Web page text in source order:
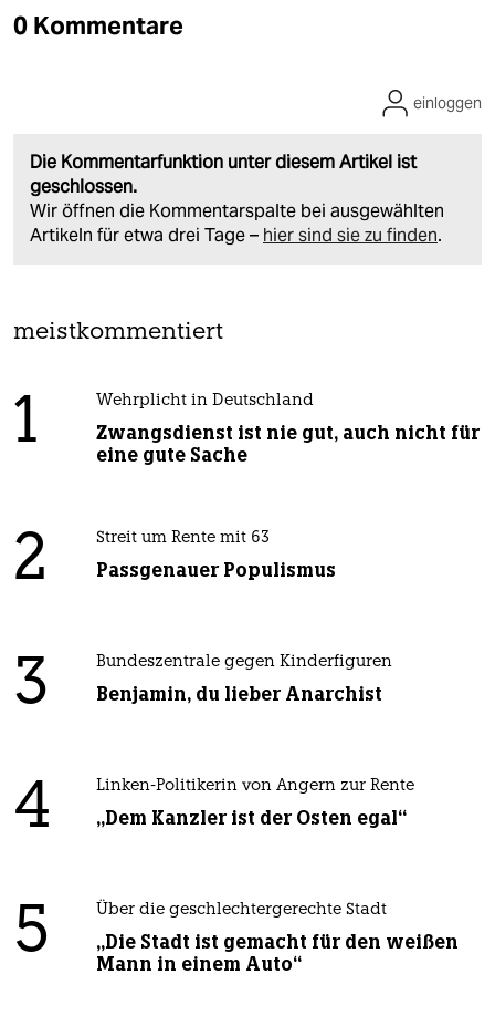
0 Kommentare
Die Kommentarfunktion unter diesem Artikel ist
geschlossen.
Wir öffnen die Kommentarspalte bei ausgewählten
Artikeln für etwa drei Tage – hier sind sie zu finden.
einloggen
meistkommentiert
1 Wehrplicht in Deutschland
Zwangsdienst ist nie gut, auch nicht für
eine gute Sache
2 Streit um Rente mit 63
Passgenauer Populismus
3 Bundeszentrale gegen Kinderfiguren
Benjamin, du lieber Anarchist
4 Linken-Politikerin von Angern zur Rente
„Dem Kanzler ist der Osten egal“
5 Über die geschlechtergerechte Stadt
„Die Stadt ist gemacht für den weißen
Mann in einem Auto“